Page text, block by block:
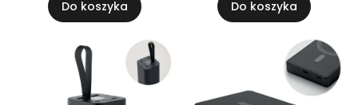
Do koszyka Do koszyka